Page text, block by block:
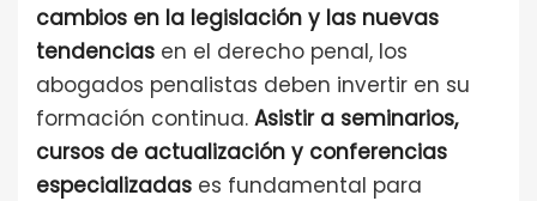
cambios en la legislación y las nuevas
tendencias en el derecho penal, los
abogados penalistas deben invertir en su
formación continua. Asistir a seminarios,
cursos de actualización y conferencias
especializadas es fundamental para